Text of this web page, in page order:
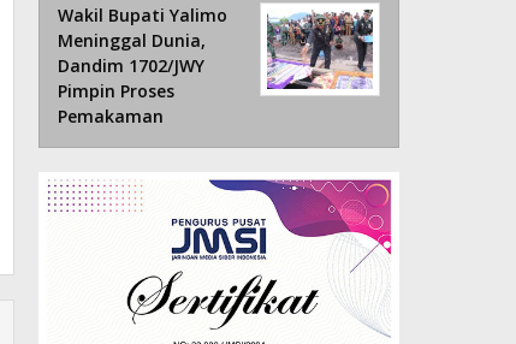
Wakil Bupati Yalimo
Meninggal Dunia,
Dandim 1702/JWY
Pimpin Proses
Pemakaman